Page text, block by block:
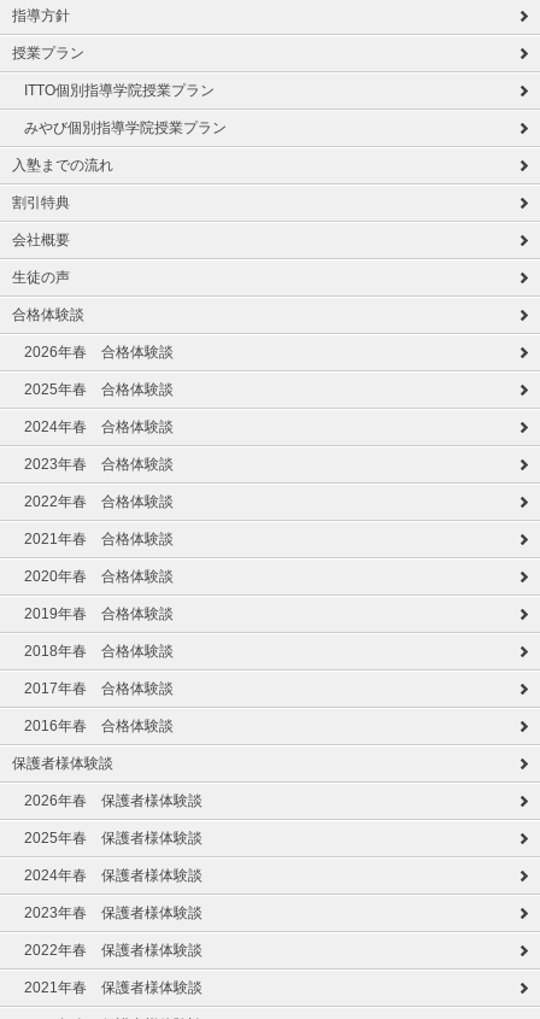
指導方針
授業プラン
ITTO個別指導学院授業プラン
みやび個別指導学院授業プラン
入塾までの流れ
割引特典
会社概要
生徒の声
合格体験談
2026年春 合格体験談
2025年春 合格体験談
2024年春 合格体験談
2023年春 合格体験談
2022年春 合格体験談
2021年春 合格体験談
2020年春 合格体験談
2019年春 合格体験談
2018年春 合格体験談
2017年春 合格体験談
2016年春 合格体験談
保護者様体験談
2026年春 保護者様体験談
2025年春 保護者様体験談
2024年春 保護者様体験談
2023年春 保護者様体験談
2022年春 保護者様体験談
2021年春 保護者様体験談